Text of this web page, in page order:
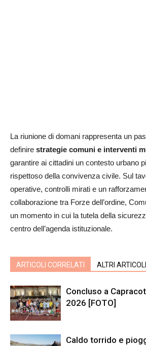
La riunione di domani rappresenta un
definire strategie comuni e interventi
garantire ai cittadini un contesto urbano
rispettoso della convivenza civile. Sul
operative, controlli mirati e un
collaborazione tra Forze dell’ordine,
un momento in cui la tutela della
centro dell’agenda istituzionale.
ARTICOLI CORRELATI ALTRI
Concluso a
2026 [FOTO]
Caldo torrido e